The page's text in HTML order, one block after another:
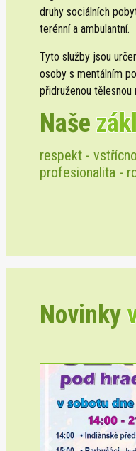
druhy sociálních
terénní a ambulantní.
Tyto služby jsou
osoby s mentálním
přidruženou tělesnou
Naše
respekt -
profesionalita -
Novinky